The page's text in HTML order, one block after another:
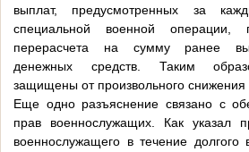
выплат, предусмотренных за
специальной военной операции,
перерасчета на сумму ранее
денежных средств. Таким
защищены от произвольного снижения
Еще одно разъяснение связано с
прав военнослужащих. Как указал
военнослужащего в течение